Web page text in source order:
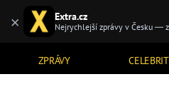
ZPRÁVY
× Extra.cz
Nejrychlejší zprávy v Česku —